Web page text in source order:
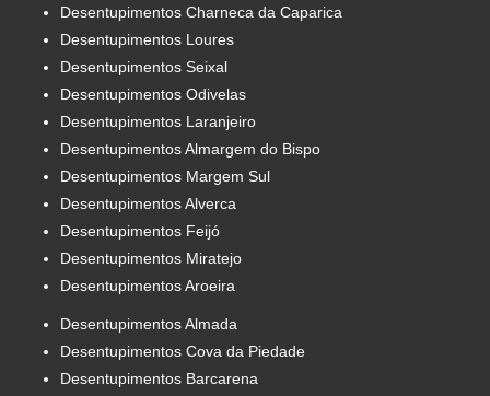
Desentupimentos Charneca da Caparica
Desentupimentos Loures
Desentupimentos Seixal
Desentupimentos Odivelas
Desentupimentos Laranjeiro
Desentupimentos Almargem do Bispo
Desentupimentos Margem Sul
Desentupimentos Alverca
Desentupimentos Feijó
Desentupimentos Miratejo
Desentupimentos Aroeira
Desentupimentos Almada
Desentupimentos Cova da Piedade
Desentupimentos Barcarena